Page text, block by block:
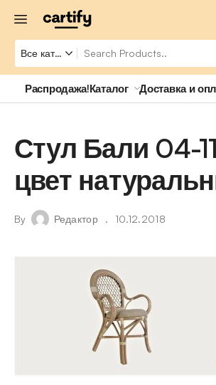
Распродажа!Каталог Доставка и
Стул Бали 04-
цвет
By Редактор 10.12.2018